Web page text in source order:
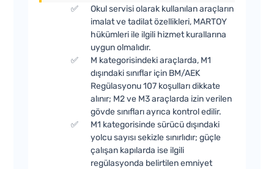
Okul servisi olarak kullanılan araçların
imalat ve tadilat özellikleri, MARTOY
hükümleri ile ilgili hizmet kurallarına
uygun olmalıdır.
M kategorisindeki araçlarda, M1
dışındaki sınıflar için BM/AEK
Regülasyonu 107 koşulları dikkate
alınır; M2 ve M3 araçlarda izin verilen
gövde sınıfları ayrıca kontrol edilir.
M1 kategorisinde sürücü dışındaki
yolcu sayısı sekizle sınırlıdır; güçle
çalışan kapılarda ise ilgili
regülasyonda belirtilen emniyet